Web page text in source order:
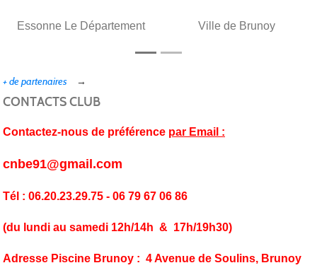
Essonne Le Département Ville de Brunoy
+ de partenaires
CONTACTS CLUB
Contactez-nous de préférence par Email :
cnbe91@gmail.com
Tél : 06.20.23.29.75 - 06 79 67 06 86
(du lundi au samedi 12h/14h & 17h/19h30)
Adresse Piscine Brunoy : 4 Avenue de Soulins, Brunoy